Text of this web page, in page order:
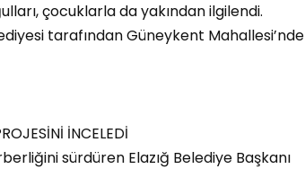
çocuklarla da yakından ilgilendi.
tarafından Güneykent Mahallesi’nde
İNCELEDİ
sürdüren Elazığ Belediye Başkanı